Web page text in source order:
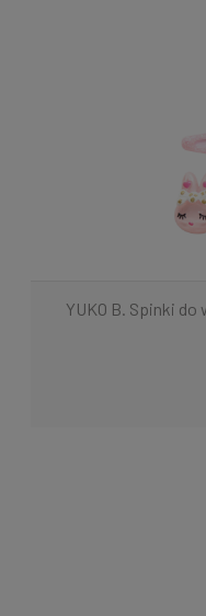
YUKO B. Spinki do